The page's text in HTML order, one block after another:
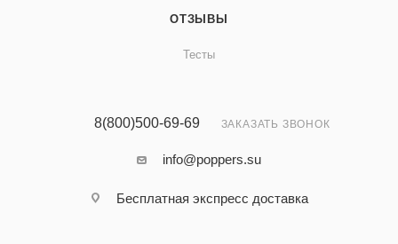
ОТЗЫВЫ
Тесты
8(800)500-69-69 ЗАКАЗАТЬ ЗВОНОК
info@poppers.su
Бесплатная экспресс доставка